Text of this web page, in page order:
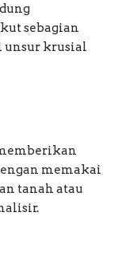
sebagian
unsur krusial
memakai
tanah atau